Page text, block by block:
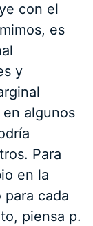
con el
es
y
algunos
Para
en la
cada
piensa p.